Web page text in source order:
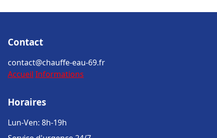
Contact
contact@chauffe-eau-69.fr
Accueil Informations
Horaires
Lun-Ven: 8h-19h